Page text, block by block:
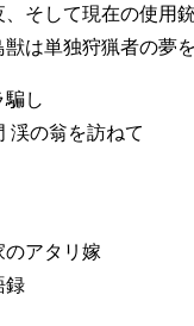
そして現在の使用
は単独狩猟者の夢
し
渓の翁を訪ねて
アタリ嫁
録